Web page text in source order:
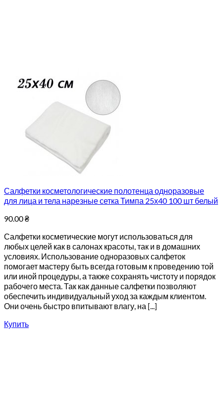
Салфетки косметологические полотенца одноразовые
для лица и тела нарезные сетка Тимпа 25х40 100 шт белый
90.00₴
Салфетки косметические могут использоваться для
любых целей как в салонах красоты, так и в домашних
условиях. Использование одноразовых салфеток
помогает мастеру быть всегда готовым к проведению той
или иной процедуры, а также сохранять чистоту и порядок
рабочего места. Так как данные салфетки позволяют
обеспечить индивидуальный уход за каждым клиентом.
Они очень быстро впитывают влагу, на [...]
Купить